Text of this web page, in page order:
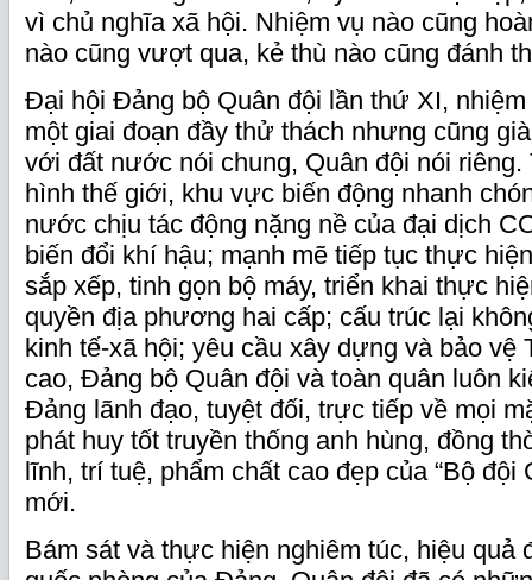
vì chủ nghĩa xã hội. Nhiệm vụ nào cũng
nào cũng vượt qua, kẻ thù nào cũng đánh
Đại hội Đảng bộ Quân đội lần thứ XI, nhiệm
một giai đoạn đầy thử thách nhưng cũng
với đất nước nói chung, Quân đội nói riêng.
hình thế giới, khu vực biến động nhanh
nước chịu tác động nặng nề của đại dịch
biến đổi khí hậu; mạnh mẽ tiếp tục thực
sắp xếp, tinh gọn bộ máy, triển khai thực
quyền địa phương hai cấp; cấu trúc lại
kinh tế-xã hội; yêu cầu xây dựng và bảo vệ
cao, Đảng bộ Quân đội và toàn quân luôn
Đảng lãnh đạo, tuyệt đối, trực tiếp về mọi
phát huy tốt truyền thống anh hùng, đồng
lĩnh, trí tuệ, phẩm chất cao đẹp của “Bộ đội
mới.
Bám sát và thực hiện nghiêm túc, hiệu quả